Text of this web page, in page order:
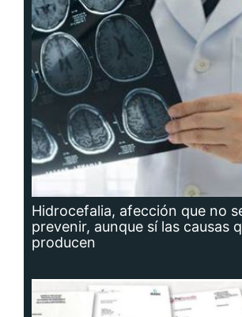
Hidrocefalia, afección que no
prevenir, aunque sí las causas
producen